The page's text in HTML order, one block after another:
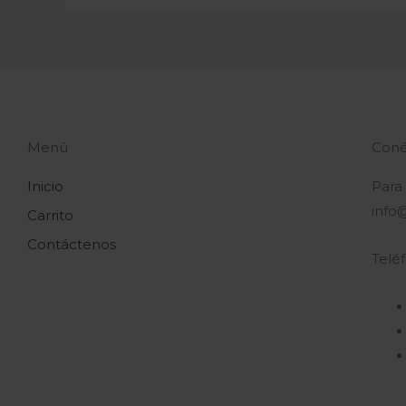
Menú
Inicio
Carrito
Contáctenos